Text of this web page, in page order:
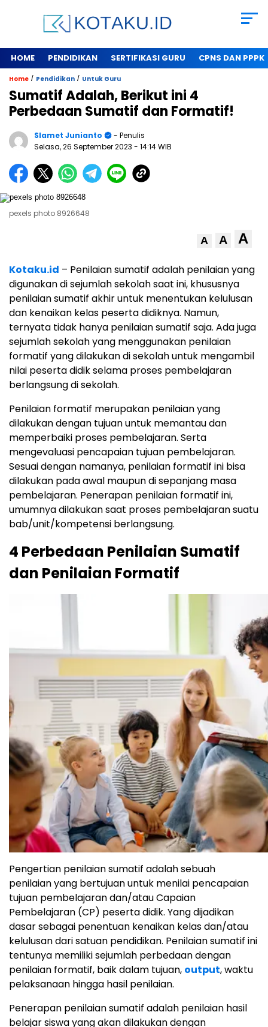
HOME PENDIDIKAN SERTIFIKASI GURU CPNS DAN PPPK
Home / Pendidikan / Untuk Guru
Sumatif Adalah, Berikut ini 4
Perbedaan Sumatif dan Formatif!
Slamet Junianto
- Penulis
Selasa, 26 September 2023 - 14:14 WIB
pexels photo 8926648
A A A
Kotaku.id – Penilaian sumatif adalah penilaian yang
digunakan di sejumlah sekolah saat ini, khususnya
penilaian sumatif akhir untuk menentukan kelulusan
dan kenaikan kelas peserta didiknya. Namun,
ternyata tidak hanya penilaian sumatif saja. Ada juga
sejumlah sekolah yang menggunakan penilaian
formatif yang dilakukan di sekolah untuk mengambil
nilai peserta didik selama proses pembelajaran
berlangsung di sekolah.
Penilaian formatif merupakan penilaian yang
dilakukan dengan tujuan untuk memantau dan
memperbaiki proses pembelajaran. Serta
mengevaluasi pencapaian tujuan pembelajaran.
Sesuai dengan namanya, penilaian formatif ini bisa
dilakukan pada awal maupun di sepanjang masa
pembelajaran. Penerapan penilaian formatif ini,
umumnya dilakukan saat proses pembelajaran suatu
bab/unit/kompetensi berlangsung.
4 Perbedaan Penilaian Sumatif
dan Penilaian Formatif
Pengertian penilaian sumatif adalah sebuah
penilaian yang bertujuan untuk menilai pencapaian
tujuan pembelajaran dan/atau Capaian
Pembelajaran (CP) peserta didik. Yang dijadikan
dasar sebagai penentuan kenaikan kelas dan/atau
kelulusan dari satuan pendidikan. Penilaian sumatif ini
tentunya memiliki sejumlah perbedaan dengan
penilaian formatif, baik dalam tujuan, output, waktu
pelaksanaan hingga hasil penilaian.
Penerapan penilaian sumatif adalah penilaian hasil
belajar siswa yang akan dilakukan dengan